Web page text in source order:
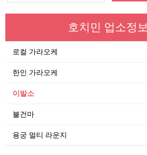
호치민 업소정보
로컬 가라오케
한인 가라오케
이발소
불건마
용궁 멀티 라운지